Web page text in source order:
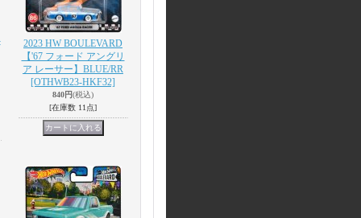
2023 HW BOULEVARD
【'67 フォード アングリ
ア レーサー】BLUE/RR
[OTHWB23-HKF32]
840円(税込)
[在庫数 11点]